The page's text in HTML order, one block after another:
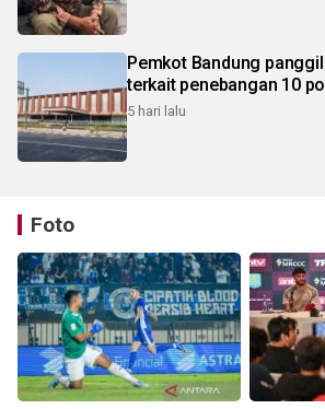
Pemkot Bandung
terkait penebangan 10
5 hari lalu
Foto